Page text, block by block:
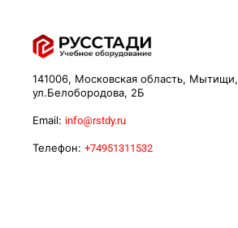
141006, Московская область, Мытищи,
ул.Белобородова, 2Б
Email: info@rstdy.ru
Телефон: +74951311532